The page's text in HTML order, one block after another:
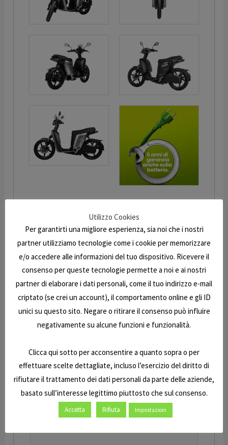
Richiedi informazioni
Nome
Nome Cognome
Email *
Messaggio *
Utilizzo Cookies
Per garantirti una migliore esperienza, sia noi che i nostri
partner utilizziamo tecnologie come i cookie per memorizzare
e/o accedere alle informazioni del tuo dispositivo. Ricevere il
consenso per queste tecnologie permette a noi e ai nostri
partner di elaborare i dati personali, come il tuo indirizzo e-mail
criptato (se crei un account), il comportamento online e gli ID
unici su questo sito. Negare o ritirare il consenso può influire
negativamente su alcune funzioni e funzionalità.
Clicca qui sotto per acconsentire a quanto sopra o per
effettuare scelte dettagliate, incluso l’esercizio del diritto di
rifiutare il trattamento dei dati personali da parte delle aziende,
basato sull’interesse legittimo piuttosto che sul consenso.
Accetta Rifiuta Impostazioni